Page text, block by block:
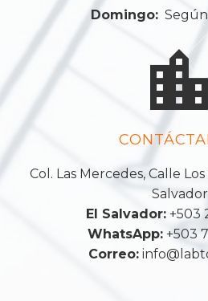
Domingo:Según


Col. Las Mercedes, Calle
Salvador
El Salvador:+503
WhatsApp: +503
Correo: